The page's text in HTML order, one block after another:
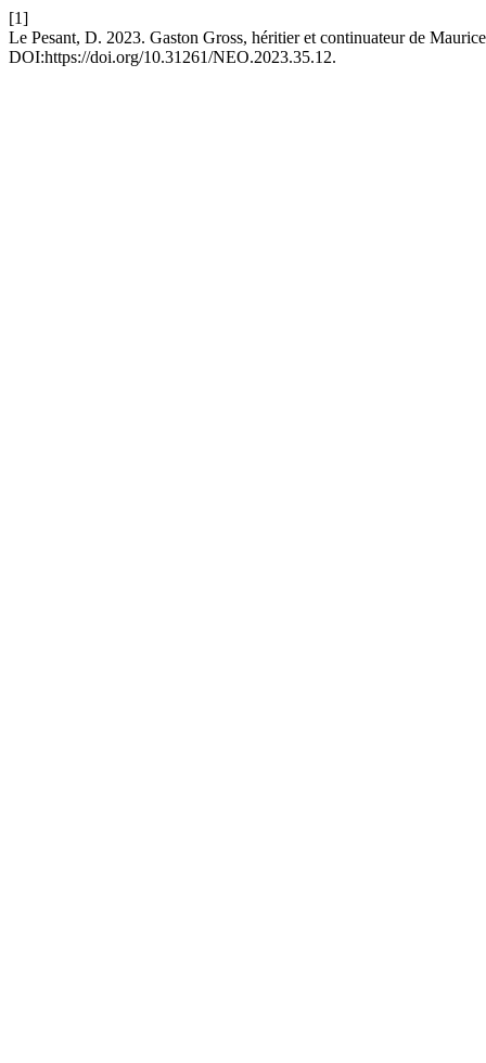
[1]
Le Pesant, D. 2023. Gaston Gross, héritier et continuateur de
DOI:https://doi.org/10.31261/NEO.2023.35.12.